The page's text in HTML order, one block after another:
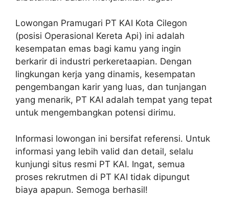
Lowongan Pramugari PT KAI Kota Cilegon
(posisi Operasional Kereta Api) ini adalah
kesempatan emas bagi kamu yang ingin
berkarir di industri perkeretaapian. Dengan
lingkungan kerja yang dinamis, kesempatan
pengembangan karir yang luas, dan tunjangan
yang menarik, PT KAI adalah tempat yang tepat
untuk mengembangkan potensi dirimu.
Informasi lowongan ini bersifat referensi. Untuk
informasi yang lebih valid dan detail, selalu
kunjungi situs resmi PT KAI. Ingat, semua
proses rekrutmen di PT KAI tidak dipungut
biaya apapun. Semoga berhasil!